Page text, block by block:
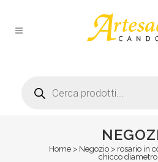
search
Home> Negozio> rosario in
chicco